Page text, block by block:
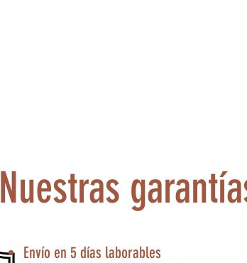
Nuestras
Envío en 5 días laborables